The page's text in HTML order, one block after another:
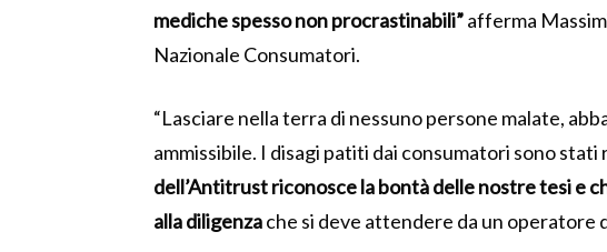
mediche spesso non procrastinabili”afferma
Nazionale Consumatori.
“Lasciare nella terra di nessuno persone malate,
ammissibile. I disagi patiti dai consumatori sono stati
dell’Antitrust riconosce la bontà delle nostre tesi e
alla diligenzache si deve attendere da un operatore